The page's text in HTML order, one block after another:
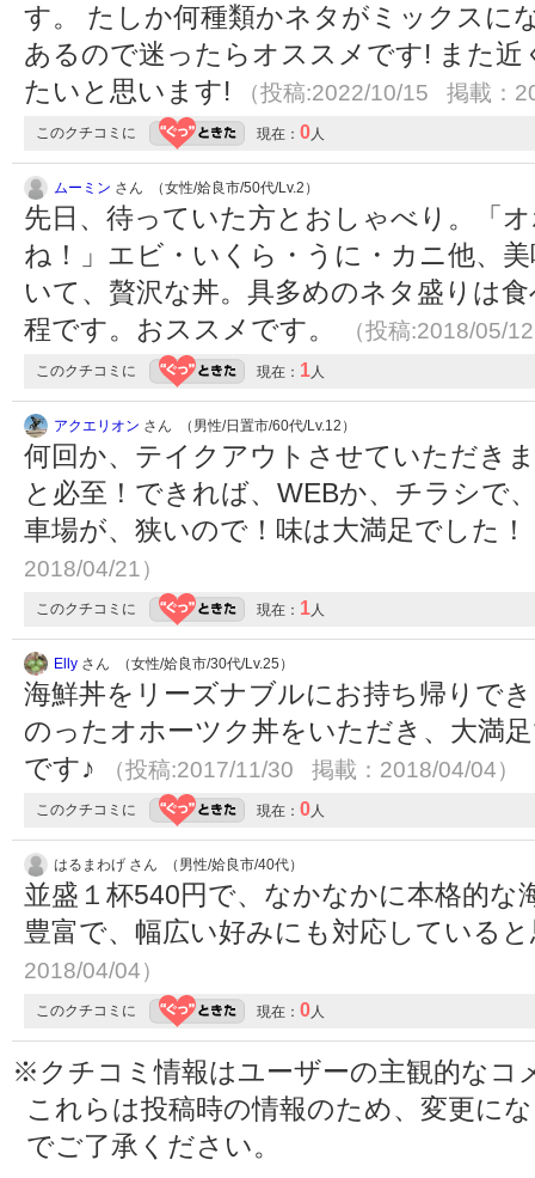
す。 たしか何種類かネタがミックスに
あるので迷ったらオススメです! また
たいと思います!
（投稿:2022/10/15 掲載：
このクチコミに 現在： 0人
ムーミン さん （女性/姶良市/50代/Lv.2）
先日、待っていた方とおしゃべり。「
ね！」エビ・いくら・うに・カニ他、
いて、贅沢な丼。具多めのネタ盛りは
程です。おススメです。
（投稿:2018/05/
このクチコミに 現在： 1人
アクエリオン さん （男性/日置市/60代/Lv.12）
何回か、テイクアウトさせていただき
と必至！できれば、WEBか、チラシで
車場が、狭いので！味は大満足でした！
2018/04/21）
このクチコミに 現在： 1人
Elly さん （女性/姶良市/30代/Lv.25）
海鮮丼をリーズナブルにお持ち帰りで
のったオホーツク丼をいただき、大満
です♪
（投稿:2017/11/30 掲載：2018/04/04）
このクチコミに 現在： 0人
はるまわげ さん （男性/姶良市/40代）
並盛１杯540円で、なかなかに本格的な
豊富で、幅広い好みにも対応している
2018/04/04）
このクチコミに 現在： 0人
※クチコミ情報はユーザーの主観的なコ
これらは投稿時の情報のため、変更に
でご了承ください。